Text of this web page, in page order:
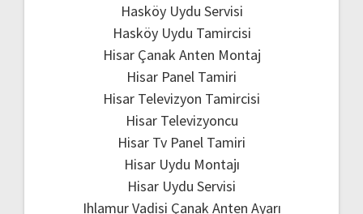
Hasköy Uydu Servisi
Hasköy Uydu Tamircisi
Hisar Çanak Anten Montaj
Hisar Panel Tamiri
Hisar Televizyon Tamircisi
Hisar Televizyoncu
Hisar Tv Panel Tamiri
Hisar Uydu Montajı
Hisar Uydu Servisi
Ihlamur Vadisi Çanak Anten Ayarı